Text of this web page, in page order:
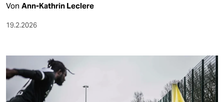
Von Ann-Kathrin Leclere
19.2.2026